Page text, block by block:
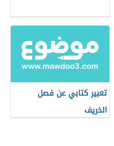
تعبير كتابي عن فصل
الخريف